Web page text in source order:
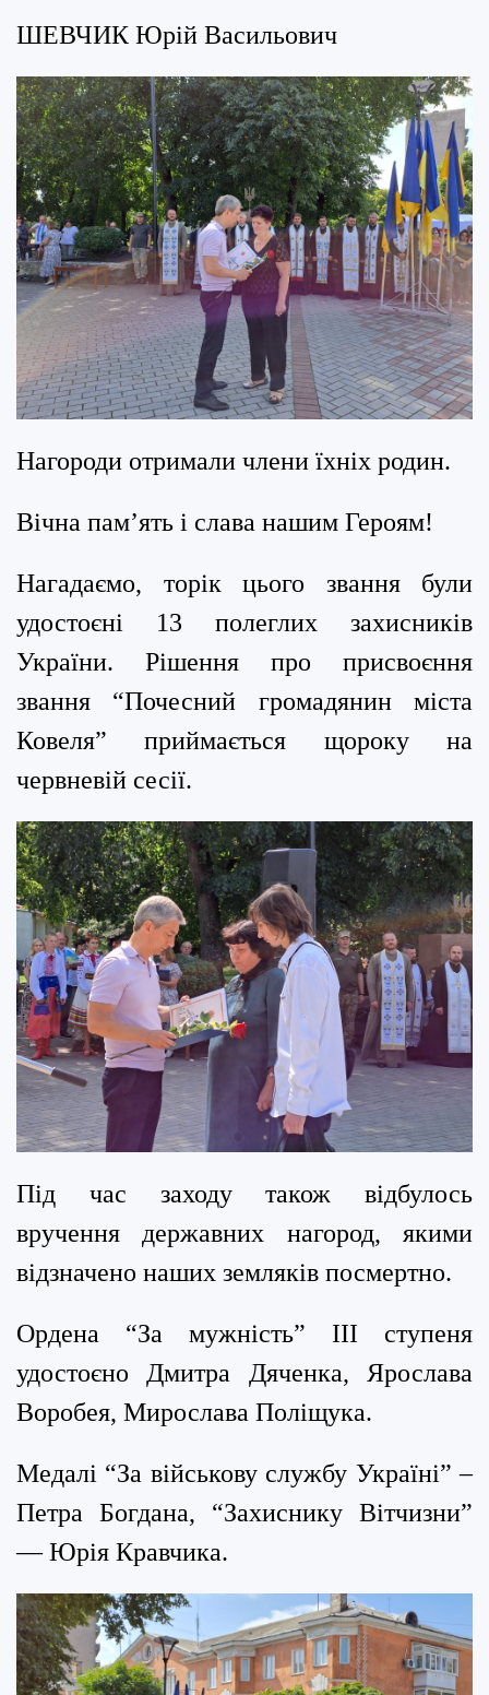
ШЕВЧИК Юрій Васильович
Нагороди отримали члени їхніх родин.
Вічна пам’ять і слава нашим Героям!
Нагадаємо, торік цього звання були
удостоєні 13 полеглих захисників
України. Рішення про присвоєння
звання “Почесний громадянин міста
Ковеля” приймається щороку на
червневій сесії.
Під час заходу також відбулось
вручення державних нагород, якими
відзначено наших земляків посмертно.
Ордена “За мужність” ІІІ ступеня
удостоєно Дмитра Дяченка, Ярослава
Воробея, Мирослава Поліщука.
Медалі “За військову службу Україні” –
Петра Богдана, “Захиснику Вітчизни”
— Юрія Кравчика.